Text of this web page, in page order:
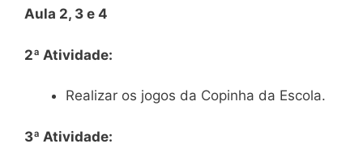
Aula 2, 3 e 4
2ª Atividade:
Realizar os jogos da Copinha da Escola.
3ª Atividade: